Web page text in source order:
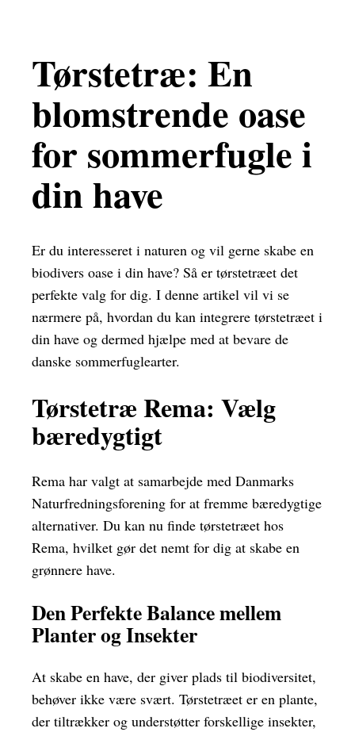
Tørstetræ: En
blomstrende oase
for sommerfugle i
din have
Er du interesseret i naturen og vil gerne skabe en
biodivers oase i din have? Så er tørstetræet det
perfekte valg for dig. I denne artikel vil vi se
nærmere på, hvordan du kan integrere tørstetræet i
din have og dermed hjælpe med at bevare de
danske sommerfuglearter.
Tørstetræ Rema: Vælg
bæredygtigt
Rema har valgt at samarbejde med Danmarks
Naturfredningsforening for at fremme bæredygtige
alternativer. Du kan nu finde tørstetræet hos
Rema, hvilket gør det nemt for dig at skabe en
grønnere have.
Den Perfekte Balance mellem
Planter og Insekter
At skabe en have, der giver plads til biodiversitet,
behøver ikke være svært. Tørstetræet er en plante,
der tiltrækker og understøtter forskellige insekter,